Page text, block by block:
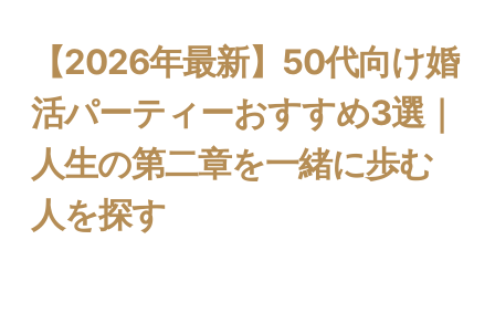
【2026年最新】50代向け婚
活パーティーおすすめ3選｜
人生の第二章を一緒に歩む
人を探す